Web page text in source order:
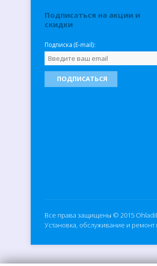
Подписаться на акции и
скидки
Подписка (E-mail):
Все права защищены © 2015
Установка, обслуживание и